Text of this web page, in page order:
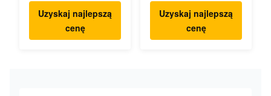
diafragmy
podwójny zestaw
dysku wysokiej
Uzyskaj najlepszą
cenę
Wysoka
dokładność
Uzyskaj najlepszą
cenę